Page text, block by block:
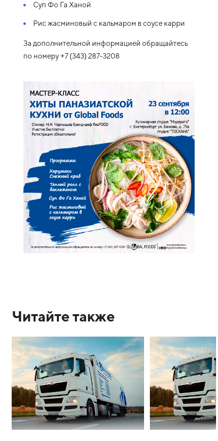
Суп Фо Га Ханой
Рис жасминовый с кальмаром в соусе карри
За дополнительной информацией обращайтесь
по номеру +7 (343) 287-3208
Читайте также